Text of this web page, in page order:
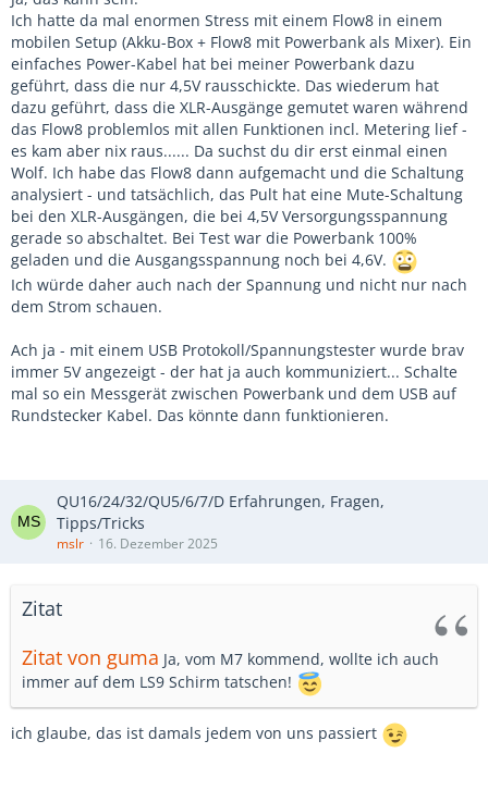
Ich hatte da mal enormen Stress mit einem Flow8 in einem
mobilen Setup (Akku-Box + Flow8 mit Powerbank als Mixer). Ein
einfaches Power-Kabel hat bei meiner Powerbank dazu
geführt, dass die nur 4,5V rausschickte. Das wiederum hat
dazu geführt, dass die XLR-Ausgänge gemutet waren während
das Flow8 problemlos mit allen Funktionen incl. Metering lief -
es kam aber nix raus...... Da suchst du dir erst einmal einen
Wolf. Ich habe das Flow8 dann aufgemacht und die Schaltung
analysiert - und tatsächlich, das Pult hat eine Mute-Schaltung
bei den XLR-Ausgängen, die bei 4,5V Versorgungsspannung
gerade so abschaltet. Bei Test war die Powerbank 100%
geladen und die Ausgangsspannung noch bei 4,6V.
Ich würde daher auch nach der Spannung und nicht nur nach
dem Strom schauen.
Ach ja - mit einem USB Protokoll/Spannungstester wurde brav
immer 5V angezeigt - der hat ja auch kommuniziert... Schalte
mal so ein Messgerät zwischen Powerbank und dem USB auf
Rundstecker Kabel. Das könnte dann funktionieren.
QU16/24/32/QU5/6/7/D Erfahrungen, Fragen,
Tipps/Tricks
mslr 16. Dezember 2025
Zitat
Zitat von guma Ja, vom M7 kommend, wollte ich auch
immer auf dem LS9 Schirm tatschen!
ich glaube, das ist damals jedem von uns passiert